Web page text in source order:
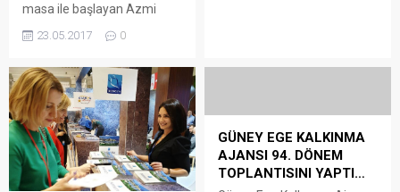
masa ile başlayan Azmi
yenilerini ekliyor. Türnüklü
şubesiyle ‘hızlı yemek’
noktasıyla sektördeki
iddiasını bir kez daha ortaya
koydu. BODRUM ÇILGIN
KUMRU YENİ KONSEPTİYLE
BARLAR SOKAĞINDA
AÇILDI… Fasfood
23.05.2017 0
A.Ş.’ye ait Güllük Liman
gerçekleştirilen...
GÜNEY EGE KALKINMA
AJANSI 94. DÖNEM
TOPLANTISINI YAPTI…